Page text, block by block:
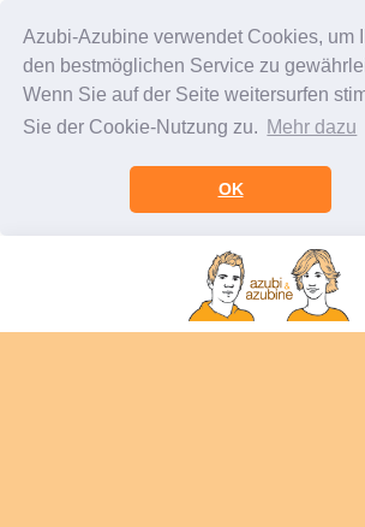
Azubi-Azubine verwendet Cookies, um
den bestmöglichen Service zu
Wenn Sie auf der Seite weitersurfen
Sie der Cookie-Nutzung zu. Mehr dazu
OK